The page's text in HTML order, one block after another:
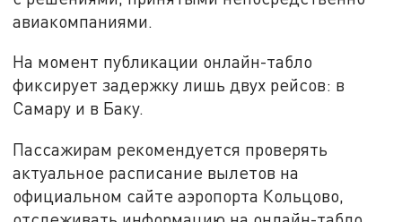
авиакомпаниями.
На момент публикации онлайн-табло
фиксирует задержку лишь двух рейсов: в
Самару и в Баку.
Пассажирам рекомендуется проверять
актуальное расписание вылетов на
официальном сайте аэропорта Кольцово,